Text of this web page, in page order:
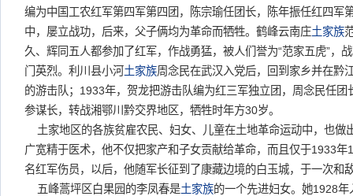
编为中国工农红军第四军第四团，陈宗瑜任团长，陈年振任红四军
中，屡立战功，后来，父子俩均为革命而牺牲。鹤峰云南庄土家族
久、辉同五人都参加了红军，作战勇猛，被人们誉为“范家五虎”，
门英烈。利川县小河 土家族周念民在武汉入党后，回到家乡并在黔
的游击队；1933年，贺龙把游击队编为红三军独立团，周念民任
参谋长，转战湘鄂川黔交界地区，牺牲时年方30岁。
土家地区的各族贫雇农民、妇女、儿童在土地革命运动中，也做
广宽精于医术，他不仅把家产和子女贡献给革命，而且仅于1933
名红军伤员，以后，他随军长征到了康藏边境的白玉城，于一次和
五峰蒿坪区白果园的李凤春是土家族的一个先进妇女。她1928